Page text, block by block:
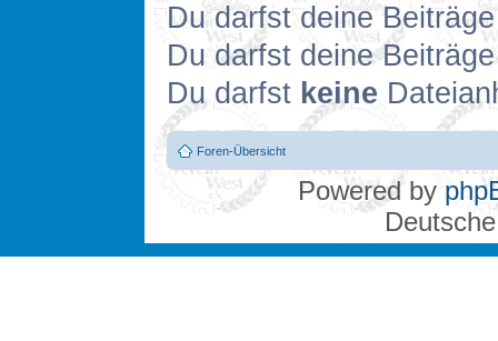
Du darfst deine
Du darfst deine
Du darfst keine
Foren-Übersicht
Powered by